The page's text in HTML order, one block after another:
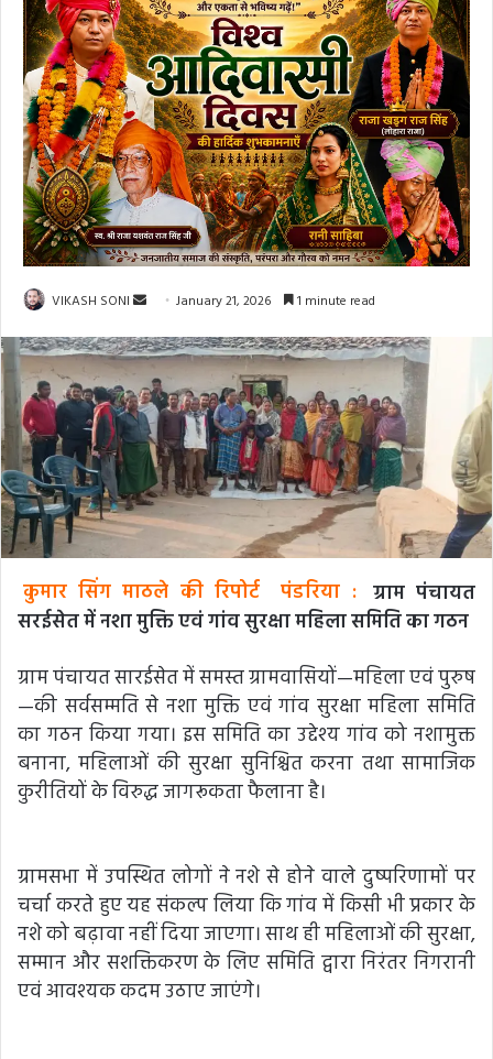
VIKASH SONI
Send
email
January 21, 2026 1 minute read
कुमार सिंग माठले की रिपोर्ट पंडरिया : ग्राम पंचायत
सरईसेत में नशा मुक्ति एवं गांव सुरक्षा महिला समिति का गठन
ग्राम पंचायत सारईसेत में समस्त ग्रामवासियों—महिला एवं पुरुष
—की सर्वसम्मति से नशा मुक्ति एवं गांव सुरक्षा महिला समिति
का गठन किया गया। इस समिति का उद्देश्य गांव को नशामुक्त
बनाना, महिलाओं की सुरक्षा सुनिश्चित करना तथा सामाजिक
कुरीतियों के विरुद्ध जागरूकता फैलाना है।
ग्रामसभा में उपस्थित लोगों ने नशे से होने वाले दुष्परिणामों पर
चर्चा करते हुए यह संकल्प लिया कि गांव में किसी भी प्रकार के
नशे को बढ़ावा नहीं दिया जाएगा। साथ ही महिलाओं की सुरक्षा,
सम्मान और सशक्तिकरण के लिए समिति द्वारा निरंतर निगरानी
एवं आवश्यक कदम उठाए जाएंगे।